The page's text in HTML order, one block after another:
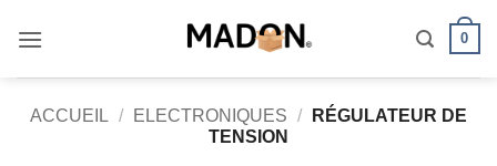
0
ACCUEIL / ELECTRONIQUES /
RÉGULATEUR DE
TENSION